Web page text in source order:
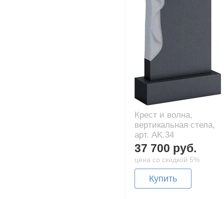
Крест и волна,
вертикальная стела,
арт. AK.34
37 700 руб.
цена со скидкой 5%
Купить